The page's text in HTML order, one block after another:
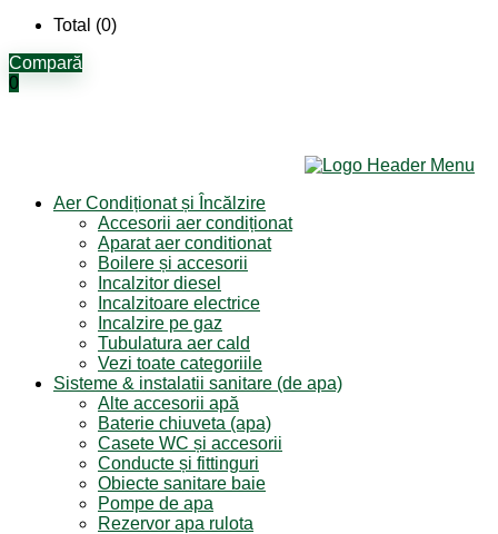
Total (0)
Compară
0
Aer Condiționat și Încălzire
Accesorii aer condiționat
Aparat aer conditionat
Boilere și accesorii
Incalzitor diesel
Incalzitoare electrice
Incalzire pe gaz
Tubulatura aer cald
Vezi toate categoriile
Sisteme & instalatii sanitare (de apa)
Alte accesorii apă
Baterie chiuveta (apa)
Casete WC și accesorii
Conducte și fittinguri
Obiecte sanitare baie
Pompe de apa
Rezervor apa rulota